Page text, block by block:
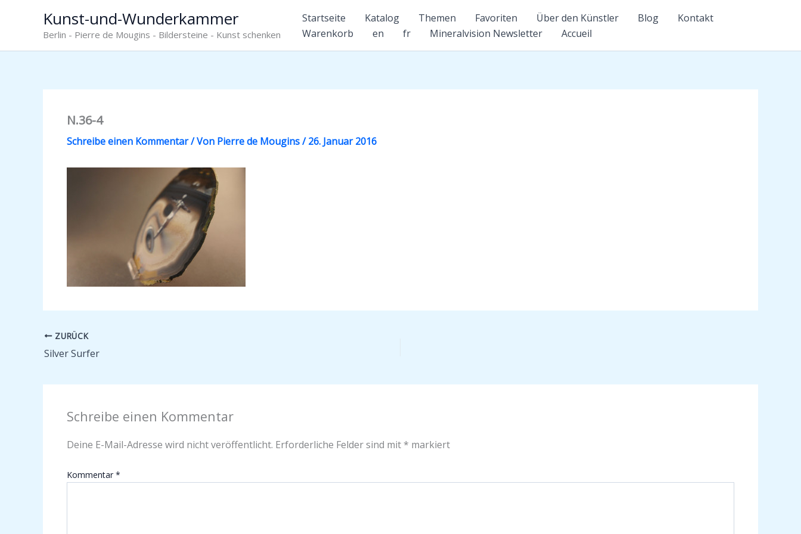
Kunst-und-Wunderkammer
Berlin - Pierre de Mougins - Bildersteine - Kunst schenken
Startseite Katalog Themen Favoriten Über den Künstler Blog
Kontakt
Warenkorb
en fr Mineralvision Newsletter Accueil
N.36-4
Schreibe einen Kommentar/ Von Pierre de Mougins/26. Januar 2016
ZURÜCK
Silver Surfer
Schreibe einen Kommentar
Deine E-Mail-Adresse wird nicht veröffentlicht. Erforderliche Felder sind mit * markiert
Kommentar *